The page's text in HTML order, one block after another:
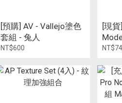
[預購] AV - Vallejo塗色
套組 - 兔人
NT$600
[現
Colours